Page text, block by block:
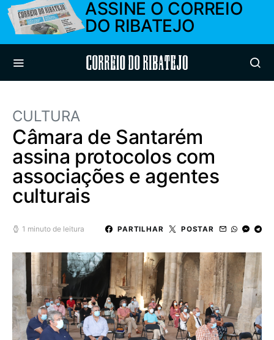
ASSINE O CORREIO
DO RIBATEJO
Correio do Ribatejo
CULTURA
Câmara de Santarém
assina protocolos com
associações e agentes
culturais
1 minuto de leitura PARTILHAR POSTAR